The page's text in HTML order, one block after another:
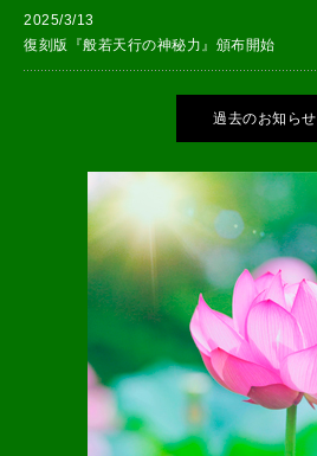
2025/3/13
復刻版『般若天行の神秘力』頒布開始
過去のお知らせ